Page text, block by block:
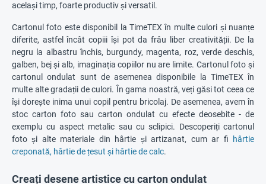
același timp, foarte productiv și versatil.
Cartonul foto este disponibil la TimeTEX în multe culori și nuanțe
diferite, astfel încât copiii își pot da frâu liber creativității. De la
negru la albastru închis, burgundy, magenta, roz, verde deschis,
galben, bej și alb, imaginația copiilor nu are limite. Cartonul foto și
cartonul ondulat sunt de asemenea disponibile la TimeTEX în
multe alte gradații de culori. În gama noastră, veți găsi tot ceea ce
își dorește inima unui copil pentru bricolaj. De asemenea, avem în
stoc carton foto sau carton ondulat cu efecte deosebite - de
exemplu cu aspect metalic sau cu sclipici. Descoperiți cartonul
foto și alte materiale din hârtie și artizanat, cum ar fi
hârtie
creponată, hârtie de țesut și hârtie de calc.
Creați desene artistice cu carton ondulat